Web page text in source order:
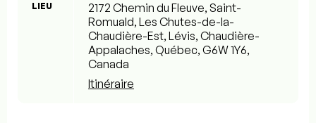
LIEU
2172 Chemin du Fleuve, Saint-
Romuald, Les Chutes-de-la-
Chaudière-Est, Lévis, Chaudière-
Appalaches, Québec, G6W 1Y6,
Canada
Itinéraire